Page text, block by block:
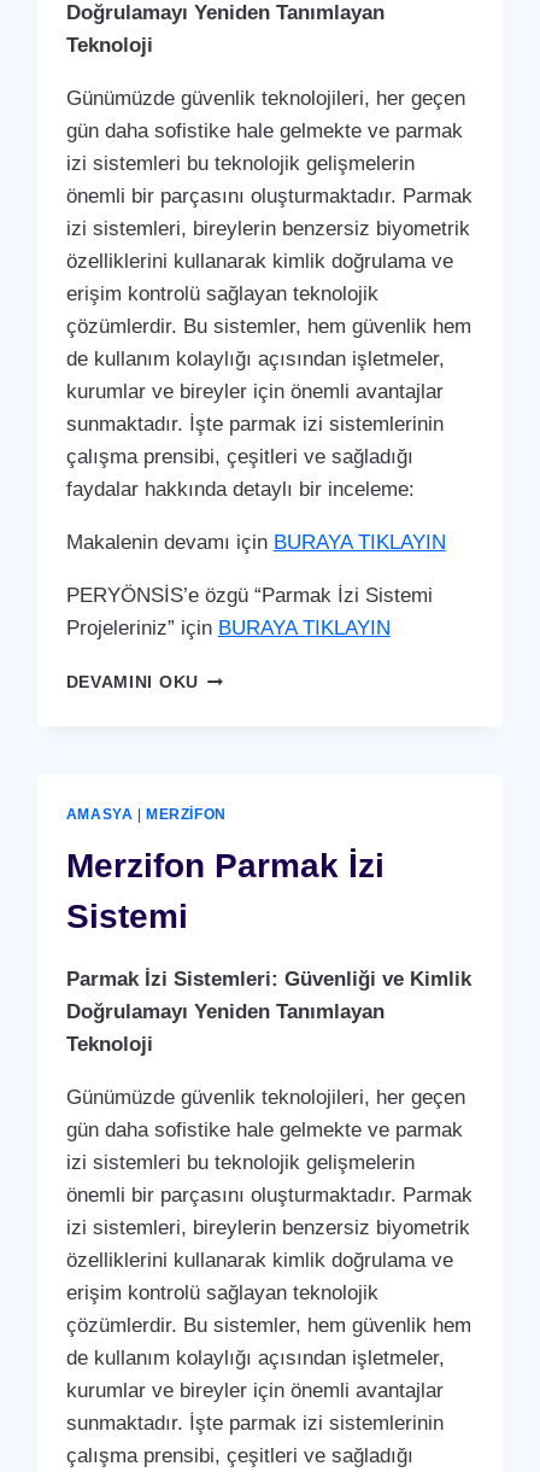
Doğrulamayı Yeniden Tanımlayan
Teknoloji
Günümüzde güvenlik teknolojileri, her geçen
gün daha sofistike hale gelmekte ve parmak
izi sistemleri bu teknolojik gelişmelerin
önemli bir parçasını oluşturmaktadır. Parmak
izi sistemleri, bireylerin benzersiz biyometrik
özelliklerini kullanarak kimlik doğrulama ve
erişim kontrolü sağlayan teknolojik
çözümlerdir. Bu sistemler, hem güvenlik hem
de kullanım kolaylığı açısından işletmeler,
kurumlar ve bireyler için önemli avantajlar
sunmaktadır. İşte parmak izi sistemlerinin
çalışma prensibi, çeşitleri ve sağladığı
faydalar hakkında detaylı bir inceleme:
Makalenin devamı için BURAYA TIKLAYIN
PERYÖNSİS’e özgü “Parmak İzi Sistemi
Projeleriniz” için BURAYA TIKLAYIN
DEVAMINI OKUSULUOVA
AMASYA MERZIFON
Merzifon Parmak İzi
Sistemi
Parmak İzi Sistemleri: Güvenliği ve Kimlik
Doğrulamayı Yeniden Tanımlayan
Teknoloji
Günümüzde güvenlik teknolojileri, her geçen
gün daha sofistike hale gelmekte ve parmak
izi sistemleri bu teknolojik gelişmelerin
önemli bir parçasını oluşturmaktadır. Parmak
izi sistemleri, bireylerin benzersiz biyometrik
özelliklerini kullanarak kimlik doğrulama ve
erişim kontrolü sağlayan teknolojik
çözümlerdir. Bu sistemler, hem güvenlik hem
de kullanım kolaylığı açısından işletmeler,
kurumlar ve bireyler için önemli avantajlar
sunmaktadır. İşte parmak izi sistemlerinin
çalışma prensibi, çeşitleri ve sağladığı